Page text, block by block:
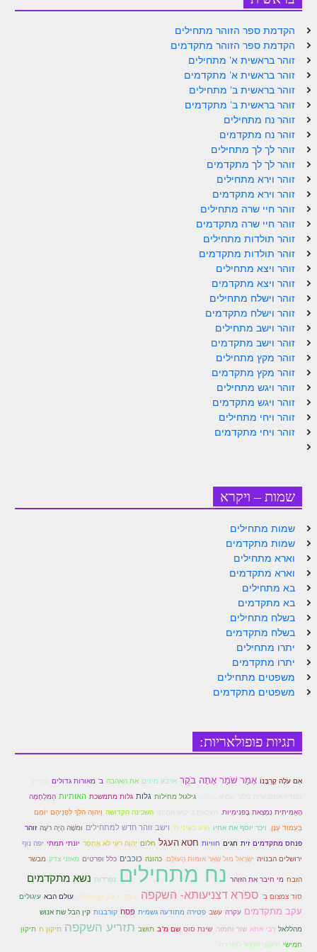
ספר הזוהר הקדוש זוהר ויקרא השקפה
ספר הזוהר הקדוש זוהר ויקרא מתקדמים
זוהר צו מתקדמים
פרשת שמיני מתחילים
פרשת שמיני מתקדמים
ספר הזוהר פרשת תזריע למתחילים
ספר הזוהר פרשת תזריע למתקדמים
זוהר מצורע מתחילים
זוהר מצורע למתקדמים
זוהר אחרי מות למתחילים
הזוהר הקדוש – קדושים למתחילים
הזוהר הקדוש – קדושים למתקדמים
ספר הזוהר אמור השקפה
ספר הזוהר אמור מתקדמים
הזוהר הקדוש פרשת בהר – מתקדמים
זוהר הקדוש בחוקותי למתקדמים
ספר הזוהר – במדבר
זוהר במדבר מתקדמים
זוהר נשא למתחילים
זוהר נשא למתקדמים
זוהר שלח לך למתחילים
זוהר שלח לך למתקדמים
זוהר קורח למתקדמים
חוקת למתחילים
זוהר בלק למתחילים
הקדמת ספר הזוהר מתחילים
הקדמת ספר הזוהר מתקדמים
זוהר בראשית א' מתחילים
זוהר בראשית א' מתקדמים
זוהר בראשית ב' מתחילים
זוהר בראשית ב' מתקדמים
זוהר נח מתחילים
זוהר נח מתקדמים
זוהר לך לך מתחילים
זוהר לך לך מתקדמים
זוהר וירא מתחילים
זוהר וירא מתקדמים
זוהר חיי שרה מתחילים
זוהר חיי שרה מתקדמים
זוהר תולדות מתחילים
זוהר תולדות מתקדמים
זוהר ויצא מתחילים
זוהר ויצא מתקדמים
זוהר וישלח מתחילים
זוהר וישלח מתקדמים
זוהר וישב מתחילים
זוהר וישב מתקדמים
זוהר מקץ מתחילים
זוהר מקץ מתקדמים
זוהר ויגש מתחילים
זוהר ויגש מתקדמים
זוהר ויחי מתחילים
זוהר ויחי מתקדמים
שמות – ויקרא
שמות מתחילים
שמות מתקדמים
וארא מתחילים
וארא מתקדמים
בא מתחילים
בא מתקדמים
בשלח מתחילים
בשלח מתקדמים
יתרו מתחילים
יתרו מתקדמים
משפטים מתחילים
משפטים מתקדמים
תגיות פופולאריות:
אִם עֹלָה קָרְבָּנוֹ אָמַר שֹׁמֵר אָתָה בֹקֶר ארבע מינים את האהבה ב' מאורות גדולים
גילגול מחילות גלות גלות מתמשכת האותיות הַמִּלְחָמָה
הָאַמִּיתִּית נִמְצֵאת בָּפּנִימִיוּת.
העלאת ביקוש אמיתי השכינה הקדושה וַיהוָה הֹלֵךְ לִפְנֵיהֶם יוֹמָם
בְּעַמּוּד עָנָן. ויכר יוסף את אחיו וירע בעיני ה' וישב זוהר חדש למתחילים וּמֹשֶׁה הָיָה רֹעֶה זוהר
פנחס מתקדמים זית חגים חוויות חטא העגל חלום יְהוָה רֹעִי לֹא אֶחְסָר יונתי תמתי יפה נוף
ירושלים הבנויה יִשְׂרָאֵל מוּל שְׁאָר אוּמּוֹת הָעוֹלָם. כהונה כוכבים כלל ופרטים מאזני צדק מבשר
הזבח מי חיבר את הזוהר נח מתחילים נפרדות נשא מתקדמים
סוד צמצום ב' ספרא דצניעותא- השקפה עובדי כוכבים ומזלות עולם הבא עיגולים
עקב מתקדמים עקרה עשב פטירה מתודעה גשמית פסח קורבנות קין הבל שת אנוש
מהללאל רבי אחא שור וחמור. שינת סוס שם מ"ב תושב תזריע השקפה תיקון ח תיקון
חמישי תיקוני הזוהר להורדה